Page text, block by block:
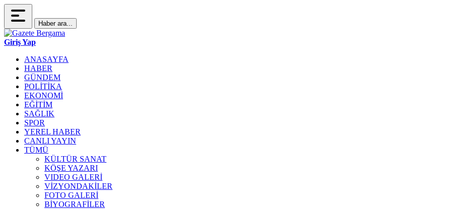
Haber ara...
Giriş Yap
ANASAYFA
HABER
GÜNDEM
POLİTİKA
EKONOMİ
EĞİTİM
SAĞLIK
SPOR
YEREL HABER
CANLI YAYIN
TÜMÜ
KÜLTÜR SANAT
KÖŞE YAZARI
VIDEO GALERİ
VİZYONDAKİLER
FOTO GALERİ
BİYOGRAFİLER